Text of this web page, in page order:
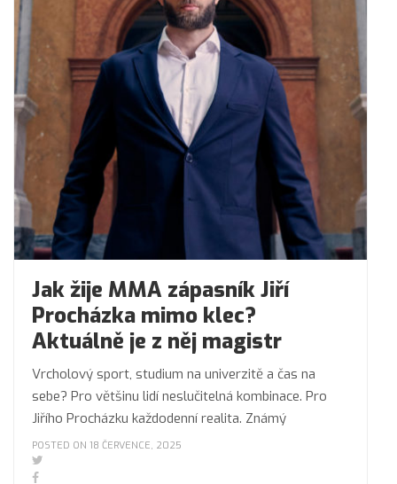
Jak žije MMA zápasník Jiří
Procházka mimo klec?
Aktuálně je z něj magistr
Vrcholový sport, studium na univerzitě a čas na
sebe? Pro většinu lidí neslučitelná kombinace. Pro
Jiřího Procházku každodenní realita. Známý
POSTED ON 18 ČERVENCE, 2025